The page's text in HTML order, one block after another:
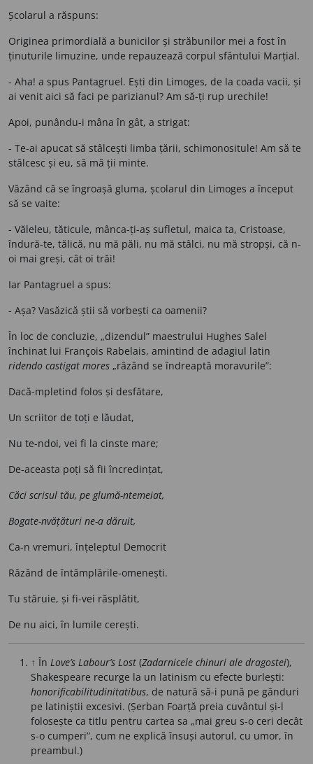
Școlarul a răspuns:
Originea primordială a bunicilor și străbunilor mei a fost în
ținuturile limuzine, unde repauzează corpul sfântului Marțial.
- Aha! a spus Pantagruel. Ești din Limoges, de la coada vacii, și
ai venit aici să faci pe parizianul? Am să-ți rup urechile!
Apoi, punându-i mâna în gât, a strigat:
- Te-ai apucat să stâlcești limba țării, schimonositule! Am să te
stâlcesc și eu, să mă ții minte.
Văzând că se îngroașă gluma, școlarul din Limoges a început
să se vaite:
- Văleleu, tăticule, mânca-ți-aș sufletul, maica ta, Cristoase,
îndură-te, tălică, nu mă păli, nu mă stâlci, nu mă stropși, că n-
oi mai greși, cât oi trăi!
Iar Pantagruel a spus:
- Așa? Vasăzică știi să vorbești ca oamenii?
În loc de concluzie, „dizendul” maestrului Hughes Salel
închinat lui François Rabelais, amintind de adagiul latin
ridendo castigat mores „râzând se îndreaptă moravurile”:
Dacă-mpletind folos și desfătare,
Un scriitor de toți e lăudat,
Nu te-ndoi, vei fi la cinste mare;
De-aceasta poți să fii încredințat,
Căci scrisul tău, pe glumă-ntemeiat,
Bogate-nvățături ne-a dăruit,
Ca-n vremuri, înțeleptul Democrit
Râzând de întâmplările-omenești.
Tu stăruie, și fi-vei răsplătit,
De nu aici, în lumile cerești.
↑ În Love’s Labour’s Lost (Zadarnicele chinuri ale dragostei),
Shakespeare recurge la un latinism cu efecte burlești:
honorificabilitudinitatibus, de natură să-i pună pe gânduri
pe latiniștii excesivi. (Șerban Foarță preia cuvântul și-l
folosește ca titlu pentru cartea sa „mai greu s-o ceri decât
s-o cumperi”, cum ne explică însuși autorul, cu umor, în
preambul.)